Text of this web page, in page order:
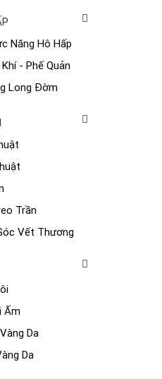
Năng Hô Hấp
- Phế Quản
Long Đờm
Trần
Vết Thương
Ấm
Da
Da